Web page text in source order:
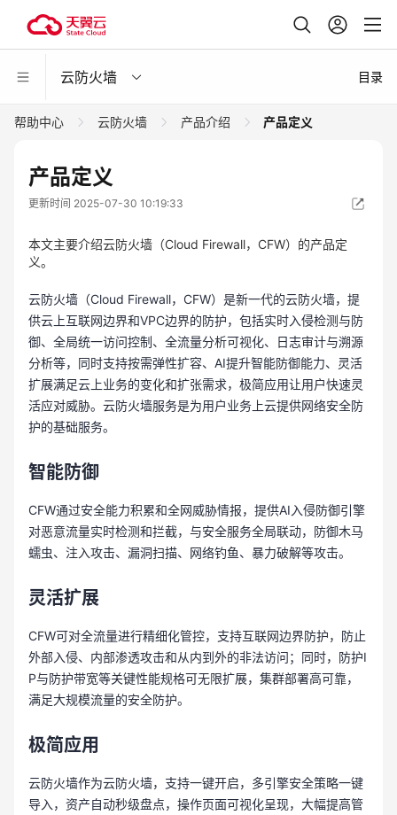
云防火墙 目录
帮助中心 云防火墙 产品介绍 产品定义
产品定义
更新时间 2025-07-30 10:19:33
本文主要介绍云防火墙（Cloud Firewall，CFW）的产品定
义。
云防火墙（Cloud Firewall，CFW）是新一代的云防火墙，提
供云上互联网边界和VPC边界的防护，包括实时入侵检测与防
御、全局统一访问控制、全流量分析可视化、日志审计与溯源
分析等，同时支持按需弹性扩容、AI提升智能防御能力、灵活
扩展满足云上业务的变化和扩张需求，极简应用让用户快速灵
活应对威胁。云防火墙服务是为用户业务上云提供网络安全防
护的基础服务。
智能防御
CFW通过安全能力积累和全网威胁情报，提供AI入侵防御引擎
对恶意流量实时检测和拦截，与安全服务全局联动，防御木马
蠕虫、注入攻击、漏洞扫描、网络钓鱼、暴力破解等攻击。
灵活扩展
CFW可对全流量进行精细化管控，支持互联网边界防护，防止
外部入侵、内部渗透攻击和从内到外的非法访问；同时，防护I
P与防护带宽等关键性能规格可无限扩展，集群部署高可靠，
满足大规模流量的安全防护。
极简应用
云防火墙作为云防火墙，支持一键开启，多引擎安全策略一键
导入，资产自动秒级盘点，操作页面可视化呈现，大幅提高管